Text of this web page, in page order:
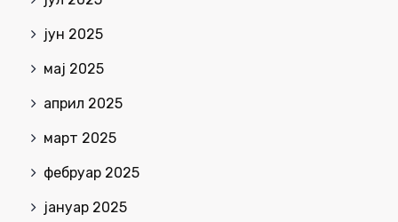
јун 2025
мај 2025
април 2025
март 2025
фебруар 2025
јануар 2025